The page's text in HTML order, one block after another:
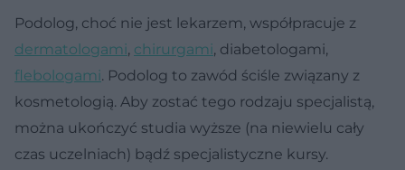
Podolog, choć nie jest lekarzem, współpracuje z
dermatologami, chirurgami, diabetologami,
flebologami. Podolog to zawód ściśle związany z
kosmetologią. Aby zostać tego rodzaju specjalistą,
można ukończyć studia wyższe (na niewielu cały
czas uczelniach) bądź specjalistyczne kursy.